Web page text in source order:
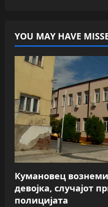
YOU MAY HAVE
Кумановец
девојка, случајот
полицијата